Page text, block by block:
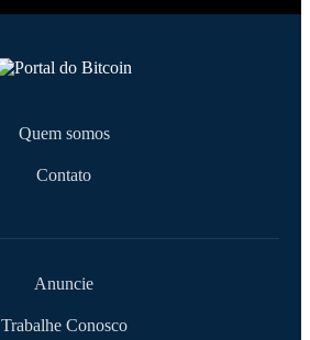
Quem somos
Contato
Anuncie
Trabalhe Conosco